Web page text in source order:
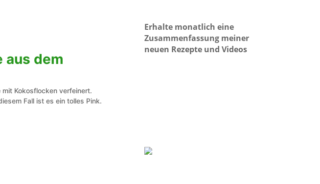
aus dem
Kokosflocken verfeinert.
Fall ist es ein tolles Pink.
Erhalte monatlich eine
Zusammenfassung meiner
neuen Rezepte und Videos